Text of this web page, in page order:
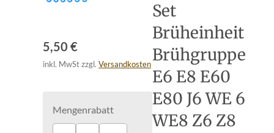
Set
Brüheinheit
Brühgruppe
E6 E8 E60
E80 J6 WE 6
WE8 Z6 Z8
5,50 €
inkl. MwSt zzgl. Versandkosten
Mengenrabatt